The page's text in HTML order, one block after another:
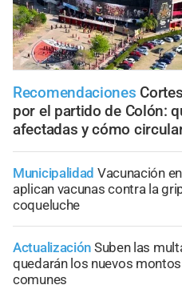
Recomendaciones
por el partido de Colón:
afectadas y cómo
Municipalidad Vacunación
aplican vacunas contra la
coqueluche
Actualización Suben las
quedarán los nuevos
comunes